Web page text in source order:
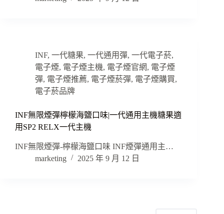
INF, 一代糖果, 一代通用彈, 一代電子菸,
電子煙, 電子煙主機, 電子煙官網, 電子煙
彈, 電子煙推薦, 電子煙菸彈, 電子煙購買,
電子菸品牌
INF無限煙彈檸檬海鹽口味|一代通用主機糖果適
用SP2 RELX一代主機
INF無限煙彈-檸檬海鹽口味 INF煙彈通用主…
marketing
2025 年 9 月 12 日